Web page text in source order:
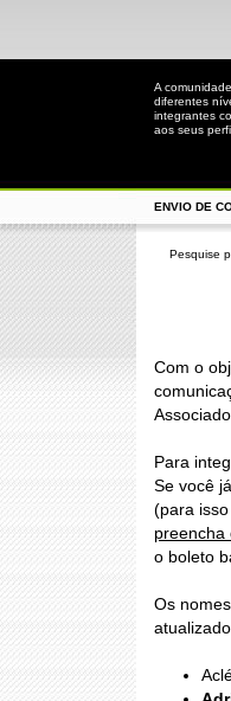
A
diferentes
integrantes
aos seus
ENVIO DE
Pesquise
Com o
Para
Se você
(para
preencha
o boleto
Os